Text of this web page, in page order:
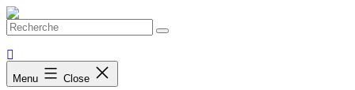
Skip
to
Menu Close